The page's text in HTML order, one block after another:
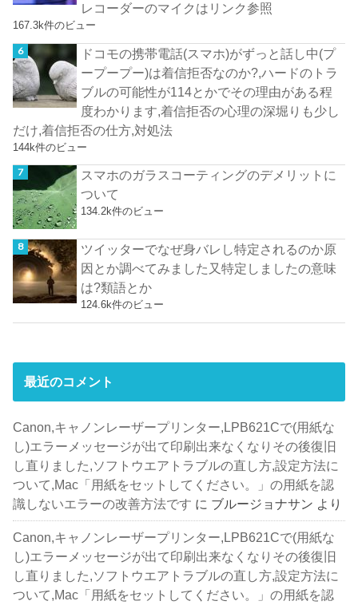
レコーダーのマイクはリンク参照
167.3k件のビュー
ドコモの携帯電話(スマホ)がずっと話し中(プ
ープープー)は着信拒否なのか?,ハードのトラ
ブルの可能性が114とかでその理由がある程
度わかります,着信拒否の心理の深堀りも少し
だけ,着信拒否の仕方,対処法
144k件のビュー
スマホのガラスコーティングのデメリットに
ついて
134.2k件のビュー
ツイッターでなぜ身バレし特定されるのか原
因とか調べてみました又特定しましたの意味
は?類語とか
124.6k件のビュー
最近のコメント
Canon,キャノンレーザープリンター,LPB621Cで(用紙な
し)エラーメッセージが出て印刷出来なくなりその後復旧
し直りました,ソフトウエアトラブルの直し方,設定方法に
ついて,Mac「用紙をセットしてください。」の用紙を認
識しないエラーの改善方法です に ブルージョナサン より
Canon,キャノンレーザープリンター,LPB621Cで(用紙な
し)エラーメッセージが出て印刷出来なくなりその後復旧
し直りました,ソフトウエアトラブルの直し方,設定方法に
ついて,Mac「用紙をセットしてください。」の用紙を認